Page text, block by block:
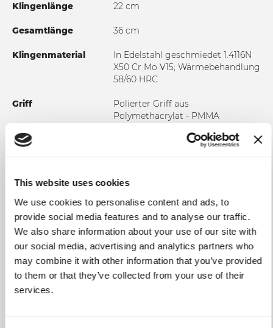
This website uses cookies
We use cookies to personalise content and ads, to
provide social media features and to analyse our traffic.
We also share information about your use of our site with
our social media, advertising and analytics partners who
may combine it with other information that you’ve provided
to them or that they’ve collected from your use of their
services.
Klingenlänge 22 cm
Gesamtlänge 36 cm
Klingenmaterial
In Edelstahl geschmiedet 1.4116N
X50 Cr Mo V15; Wärmebehandlung
58/60 HRC
Griff
Polierter Griff aus
Polymethacrylat - PMMA
Verwendung und
Wir empfehlen, es von Hand in
bleibt und lange hält. In jedem
Fall ist es ratsam, das Messer
jedes Mal zu trocknen, wenn Sie es
waschen. Verwenden Sie keine
abrasiven Stoffe oder Schwämme.
ZUR VERGLEICHSLISTE HINZUFÜGEN